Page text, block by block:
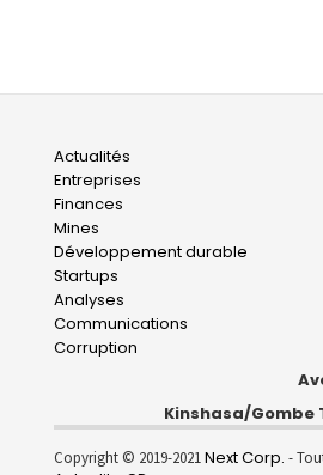
Main
navigation
Actualités
Entreprises
Finances
Mines
Développement durable
Startups
Analyses
Communications
Corruption
Kinshasa/Gombe
Copyright © 2019-2021Next Corp. -